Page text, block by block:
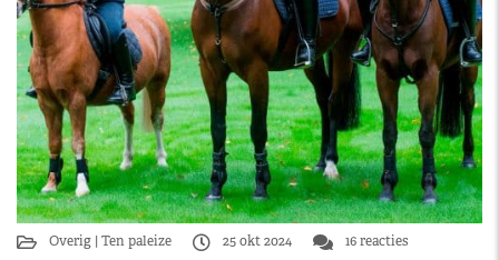
Overig Ten paleize 25 okt 2024 16 reacties